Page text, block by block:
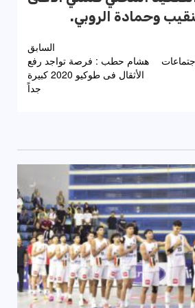
وحمادة الروبي.
السابق
هشام حطب : فرصة تواجد رفع
الأثقال فى طوكيو 2020 كبيرة
جداً